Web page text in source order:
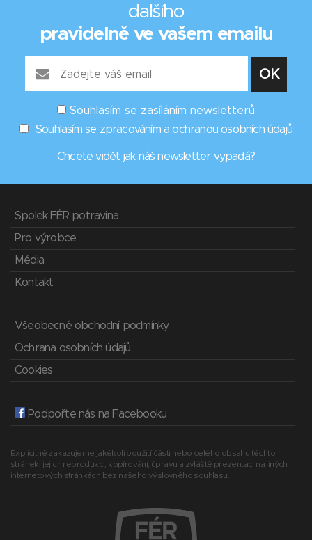
dalšího
pravidelně ve vašem emailu
Souhlasím se zasíláním newsletterů
Souhlasím se zpracováním a ochranou osobních údajů
Chcete vidět jak náš newsletter vypadá?
Spolek FÉR potravina
Pro výrobce
Média
Kontakt
Všeobecné obchodní podmínky
Ochrana osobních údajů
Cookies
Podpořte nás na Facebooku
Explicitně zakazujeme jakékoli použití části nebo celého obsahu těchto
stránek, jejich reprodukci, kopírování, úpravu a zvláště prezentaci na jiných
internetových stránkách bez našeho výslovného souhlasu.